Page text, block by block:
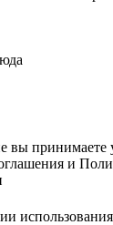
вы принимаете
и